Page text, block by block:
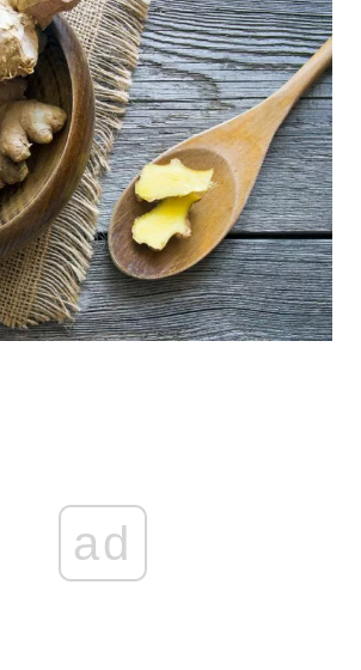
ad